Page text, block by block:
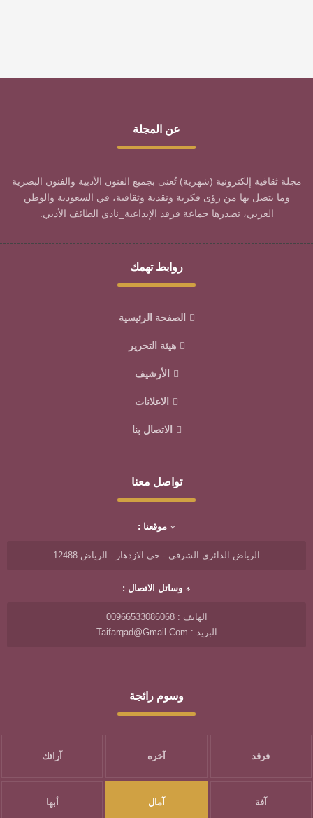
عن المجلة
مجلة ثقافية إلكترونية (شهرية) تُعنى بجميع الفنون الأدبية والفنون البصرية
وما يتصل بها من رؤى فكرية ونقدية وثقافية، في السعودية والوطن
العربي، تصدرها جماعة فرقد الإبداعية_نادي الطائف الأدبي.
روابط تهمك
الصفحة الرئيسية
هيئة التحرير
الأرشيف
الاعلانات
الاتصال بنا
تواصل معنا
موقعنا :
الرياض الدائري الشرقي - حي الازدهار - الرياض 12488
وسائل الاتصال :
الهاتف : 00966533086068
البريد : Taifarqad@gmail.com
وسوم رائجة
فرقد آخره آرائك
آفة آمال أبها